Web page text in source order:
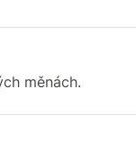
měnách.